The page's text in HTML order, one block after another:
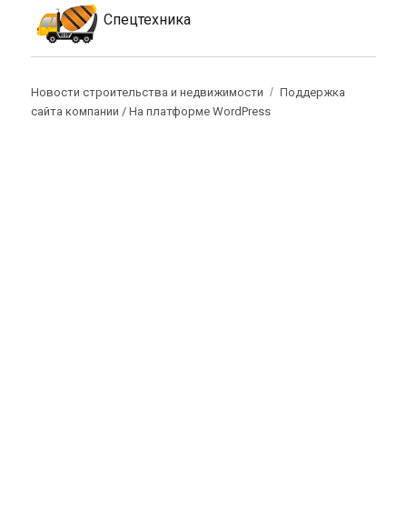
Спецтехника
Новости строительства и недвижимости
Поддержка
сайта компании /На платформе WordPress